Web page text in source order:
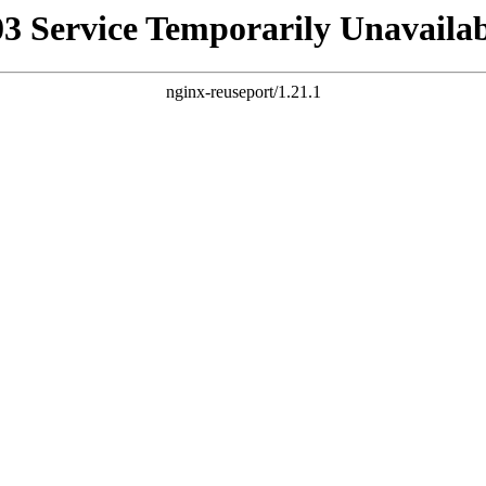
Service Temporarily
nginx-reuseport/1.21.1